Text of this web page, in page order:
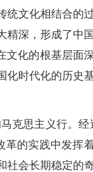
文化相结合的过
精深，形成了中
文化的根基层面
化时代化的历史
克思主义行。经
革的实践中发挥
会长期稳定的奇